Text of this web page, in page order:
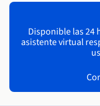
Disponible las 24
asistente virtual